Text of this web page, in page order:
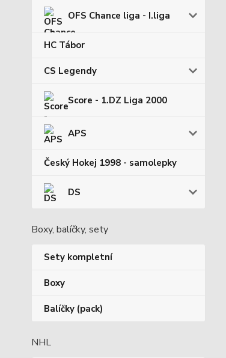
OFS Chance liga - I.liga
HC Tábor
CS Legendy
Score - 1.DZ Liga 2000
APS
Český Hokej 1998 - samolepky
DS
Boxy, balíčky, sety
Sety kompletní
Boxy
Balíčky (pack)
NHL